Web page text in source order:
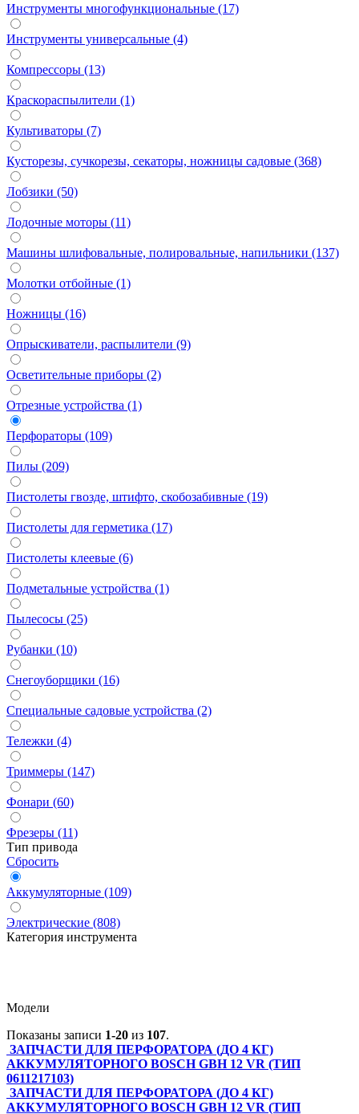
Инструменты многофункциональные (17)
Инструменты универсальные (4)
Компрессоры (13)
Краскораспылители (1)
Культиваторы (7)
Кусторезы, сучкорезы, секаторы, ножницы садовые (368)
Лобзики (50)
Лодочные моторы (11)
Машины шлифовальные, полировальные, напильники (137)
Молотки отбойные (1)
Ножницы (16)
Опрыскиватели, распылители (9)
Осветительные приборы (2)
Отрезные устройства (1)
Перфораторы (109)
Пилы (209)
Пистолеты гвозде, штифто, скобозабивные (19)
Пистолеты для герметика (17)
Пистолеты клеевые (6)
Подметальные устройства (1)
Пылесосы (25)
Рубанки (10)
Снегоуборщики (16)
Специальные садовые устройства (2)
Тележки (4)
Триммеры (147)
Фонари (60)
Фрезеры (11)
Тип привода
Сбросить
Аккумуляторные (109)
Электрические (808)
Категория инструмента
Модели
Показаны записи 1-20 из 107.
ЗАПЧАСТИ ДЛЯ ПЕРФОРАТОРА (ДО 4 КГ)
АККУМУЛЯТОРНОГО BOSCH GBH 12 VR (ТИП
0611217103)
ЗАПЧАСТИ ДЛЯ ПЕРФОРАТОРА (ДО 4 КГ)
АККУМУЛЯТОРНОГО BOSCH GBH 12 VR (ТИП